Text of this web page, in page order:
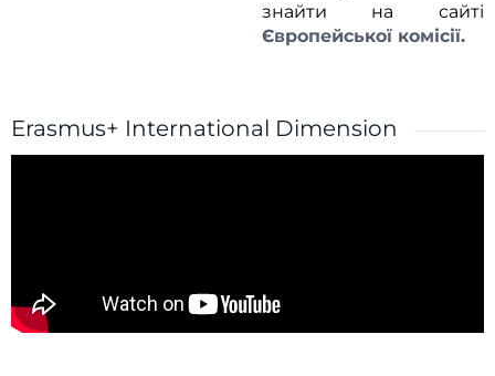
знайти на сайті
Європейської комісії.
Erasmus+ International Dimension